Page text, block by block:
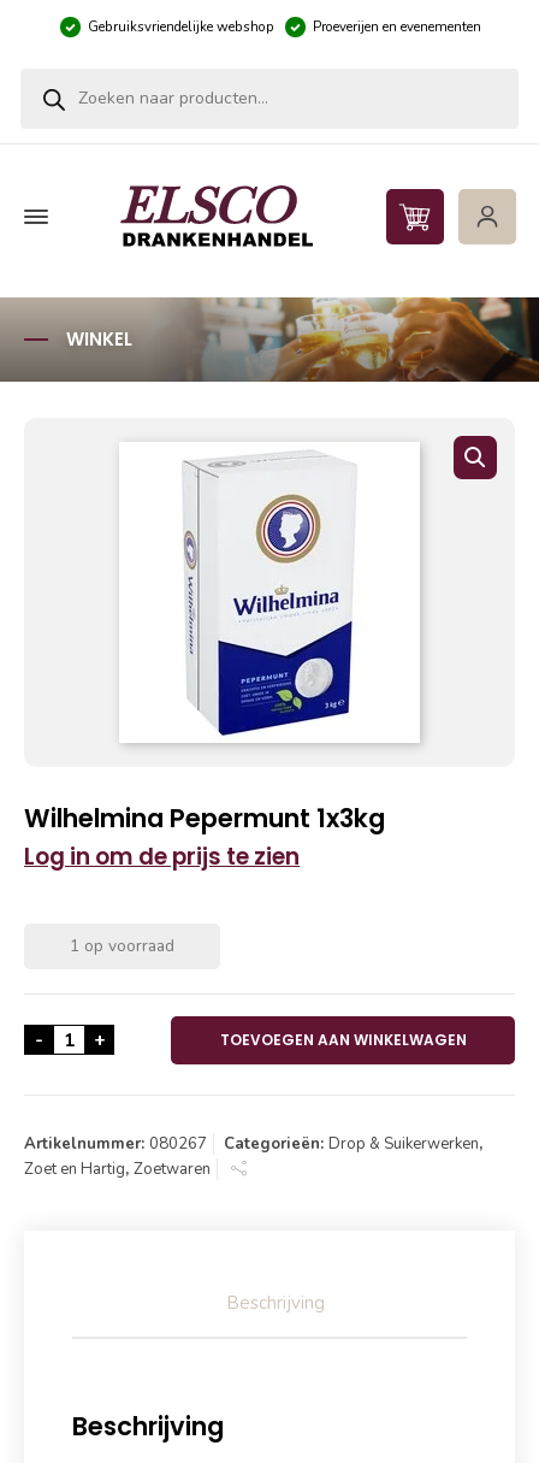
Gebruiksvriendelijke webshop Proeverijen en evenementen
WINKEL
Wilhelmina Pepermunt 1x3kg
Log in om de prijs te zien
1 op voorraad
- Wilhelmina Pepermunt 1x3kg aantal
+ TOEVOEGEN AAN WINKELWAGEN
Artikelnummer: 080267 Categorieën: Drop & Suikerwerken,
Zoet en Hartig, Zoetwaren
Beschrijving
Beschrijving